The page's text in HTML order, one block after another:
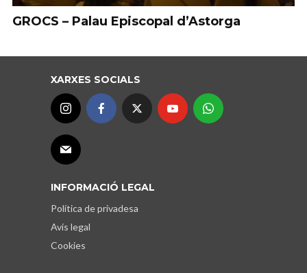
GROCS – Palau Episcopal d’Astorga
XARXES SOCIALS
INFORMACIÓ LEGAL
Política de privadesa
Avís legal
Cookies